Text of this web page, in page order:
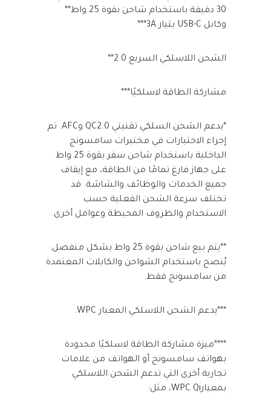
30 دقيقة باستخدام شاحن بقوة 25 واط**
وكابل USB-C بتيار 3A***
الشحن اللاسلكي السريع 2.0**
مشاركة الطاقة لاسلكيًا***
*يدعم الشحن السلكي تقنيتي QC2.0 وAFC. تم
إجراء الاختبارات في مختبرات سامسونج
الداخلية باستخدام شاحن سفر بقوة 25 واط
على جهاز فارغ تمامًا من الطاقة، مع إيقاف
جميع الخدمات والوظائف والشاشة. قد
تختلف سرعة الشحن الفعلية حسب
الاستخدام والظروف المحيطة وعوامل أخرى.
**يتم بيع شاحن بقوة 25 واط بشكل منفصل.
يُنصح باستخدام الشواحن والكابلات المعتمدة
من سامسونج فقط.
***يدعم الشحن اللاسلكي المعيار WPC.
****ميزة مشاركة الطاقة لاسلكيًا محدودة
بهواتف سامسونج أو الهواتف من علامات
تجارية أخرى التي تدعم الشحن اللاسلكي
بمعيارWPC Qi، مثل: